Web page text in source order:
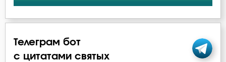
Телеграм бот
с цитатами святых